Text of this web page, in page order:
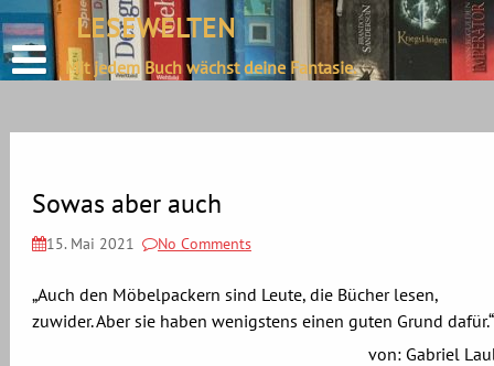
define('DISALLOW_FILE_EDIT', true);
define('DISALLOW_FILE_MODS', true);
content
LESEWELTEN
Mit jedem Buch wächst deine Fantasie.
Sowas aber auch
15. Mai 2021 No Comments
„Auch den Möbelpackern sind Leute, die Bücher lesen,
zuwider. Aber sie haben wenigstens einen guten Grund dafür.“
von: Gabriel